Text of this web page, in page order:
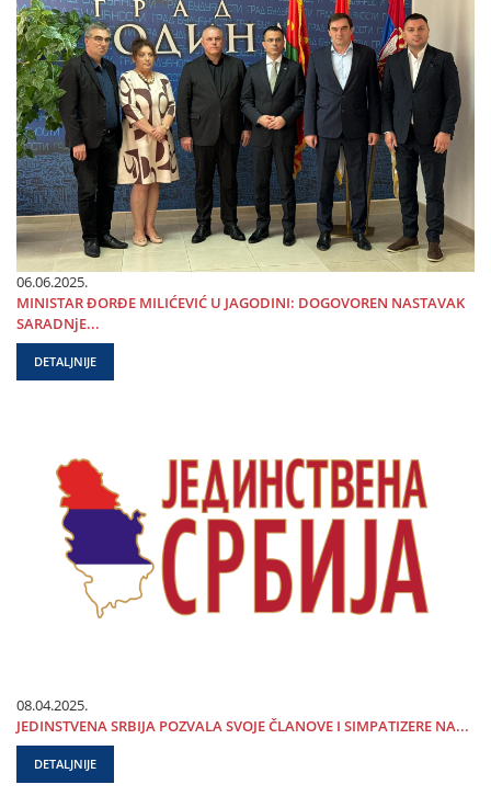
06.06.2025.
MINISTAR ĐORĐE MILIĆEVIĆ U ЈAGODINI: DOGOVOREN NASTAVAK
SARADNjE...
DETALJNIJE
08.04.2025.
ЈEDINSTVENA SRBIЈA POZVALA SVOЈE ČLANOVE I SIMPATIZERE NA...
DETALJNIJE